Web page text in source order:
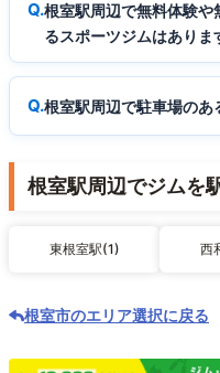
根室駅周辺で無料体験
るスポーツジムはありま
根室駅周辺で駐車場のあ
根室駅周辺でジムを
東根室駅(1) 西
根室市のエリア選択に戻る